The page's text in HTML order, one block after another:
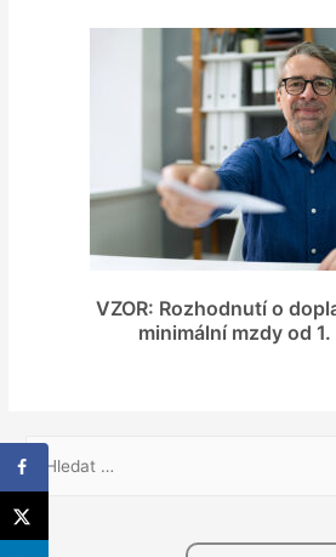
VZOR: Rozhodnutí o
minimální mzdy od 1.
h